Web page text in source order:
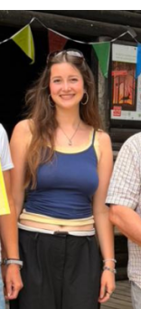
Abfallkalender
Nastätten-App